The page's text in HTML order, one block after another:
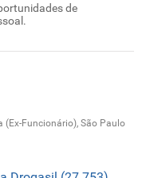
de
Funcionário), São Paulo